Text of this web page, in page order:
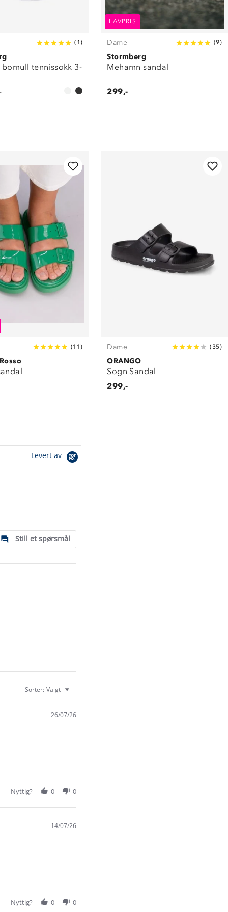
( 1 )
bomull tennissokk 3-
LAVPRIS
Dame (9)
Stormberg
Mehamn sandal
299,-
(11 ) Dame (35)
ORANGO
Sogn Sandal
299,-
Levert av
Still et spørsmål
Sorter: Valgt
26/07/26
Nyttig? 0 0
14/07/26
Nyttig? 0 0